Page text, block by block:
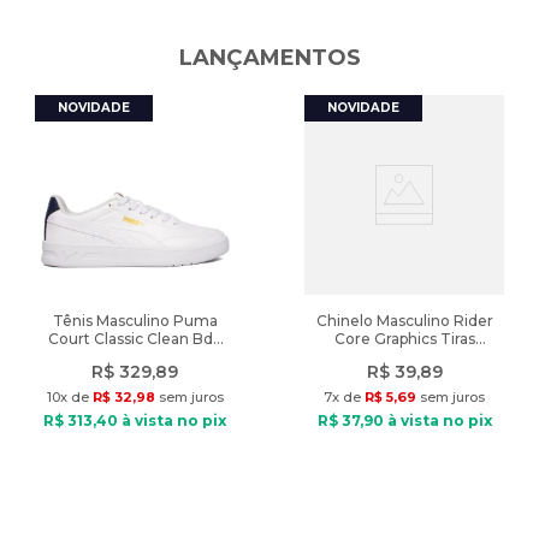
Indicado: Dia a dia
Material interno: Têxtil
Palmilha: Espuma
Diferencial: Forro estampado e detalhes coloridos
Peso: 558g
LANÇAMENTOS
Tênis Masculino Puma
Court Classic Clean Bdp
R$ 329,89
10x de R$ 32,98 sem juros
R$ 313,40 à vista no pix
Chinelo Masculino Rider
Core Graphics Tiras
R$ 39,89
7x de R$ 5,69 sem juros
R$ 37,90 à vista no pix